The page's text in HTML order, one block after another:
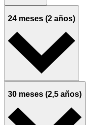
24 meses (2 años)
30 meses (2,5 años)